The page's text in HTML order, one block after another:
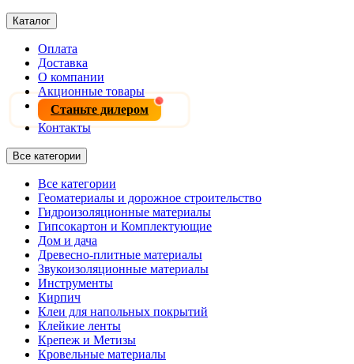
Каталог
Оплата
Доставка
О компании
Акционные товары
Станьте дилером
Контакты
Все категории
Все категории
Геоматериалы и дорожное строительство
Гидроизоляционные материалы
Гипсокартон и Комплектующие
Дом и дача
Древесно-плитные материалы
Звукоизоляционные материалы
Инструменты
Кирпич
Клеи для напольных покрытий
Клейкие ленты
Крепеж и Метизы
Кровельные материалы